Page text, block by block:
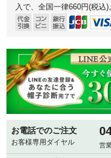
入で、全国一律660円(税込)
お電話でのご注文
お客様専用ダイヤル 営